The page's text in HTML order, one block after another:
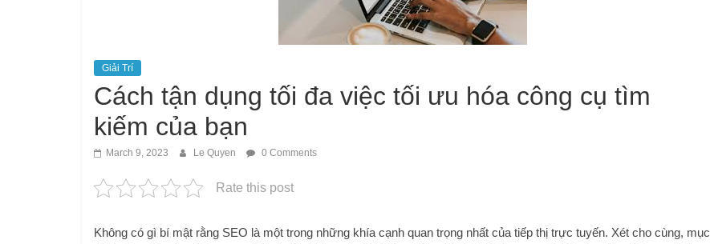
Giải Trí
Cách tận dụng tối đa việc tối ưu hóa công cụ tìm
kiếm của bạn
March 9, 2023 Le Quyen 0 Comments
Rate this post
Không có gì bí mật rằng SEO là một trong những khía cạnh quan trọng nhất của tiếp thị trực tuyến. Xét cho cùng, mục